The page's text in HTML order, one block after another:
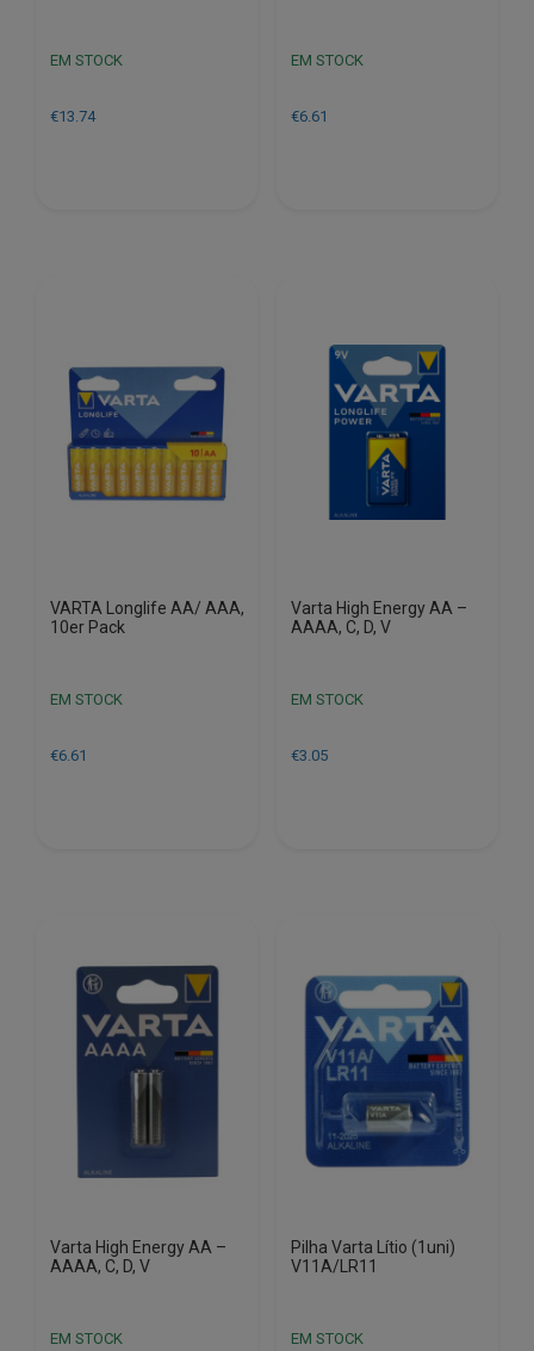
EM STOCK
€13.74
EM STOCK
€6.61
VARTA Longlife AA/ AAA,
10er Pack
EM STOCK
€6.61
Varta High Energy AA –
AAAA, C, D, V
EM STOCK
€3.05
Varta High Energy AA –
AAAA, C, D, V
EM STOCK
Pilha Varta Lítio (1uni)
V11A/LR11
EM STOCK